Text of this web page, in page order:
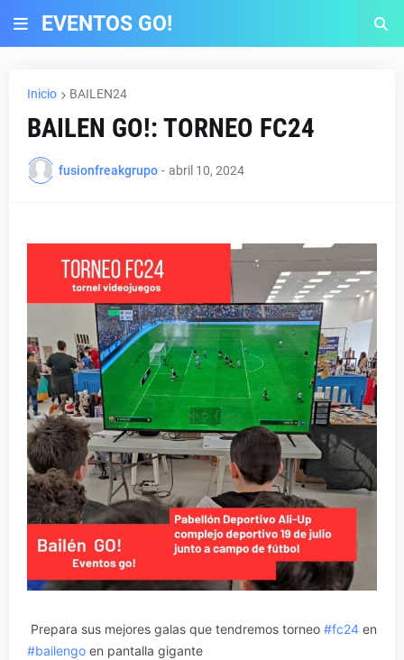
EVENTOS GO!
Inicio BAILEN24
BAILEN GO!: TORNEO FC24
fusionfreakgrupo - abril 10, 2024
Prepara sus mejores galas que tendremos torneo #fc24 en
#bailengo en pantalla gigante